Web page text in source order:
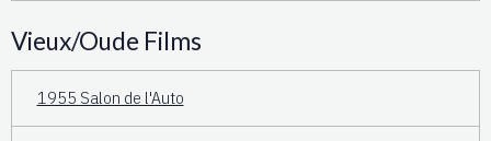
Vieux/Oude Films
1955 Salon de l'Auto